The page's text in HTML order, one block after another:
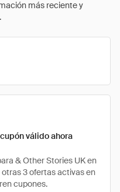
más reciente y
válido ahora
& Other Stories UK en
3 ofertas activas en
cupones.